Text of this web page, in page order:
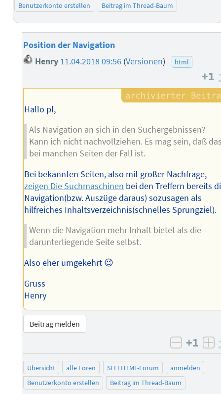
Benutzerkonto erstellen
Beitrag im Thread-Baum
Position der Navigation
Henry 11.04.2018 09:56 (Versionen) html
+1
Hallo pl,
Als Navigation an sich in den Suchergebnissen?
Kann ich nicht nachvollziehen. Es mag sein, daß
bei manchen Seiten der Fall ist.
Bei bekannten Seiten, also mit großer Nachfrage,
zeigen Die Suchmaschinen bei den Treffern bereits
Navigation(bzw. Auszüge daraus) sozusagen als
hilfreiches Inhaltsverzeichnis(schnelles Sprungziel).
Wenn die Navigation mehr Inhalt bietet als die
darunterliegende Seite selbst.
Also eher umgekehrt 😉
Gruss
Henry
Beitrag melden
negativ
+1
Übersicht alle Foren SELFHTML-Forum
anmelden
Benutzerkonto erstellen
Beitrag im Thread-Baum